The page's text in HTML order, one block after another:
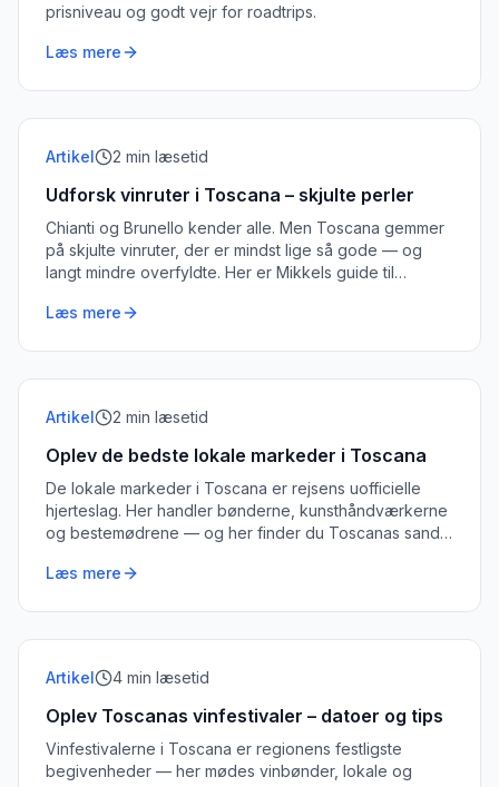
prisniveau og godt vejr for roadtrips.
Læs mere
Artikel 2 min læsetid
Udforsk vinruter i Toscana – skjulte perler
Chianti og Brunello kender alle. Men Toscana gemmer
på skjulte vinruter, der er mindst lige så gode — og
langt mindre overfyldte. Her er Mikkels guide til
Læs mere
Artikel 2 min læsetid
Oplev de bedste lokale markeder i Toscana
De lokale markeder i Toscana er rejsens uofficielle
hjerteslag. Her handler bønderne, kunsthåndværkerne
og bestemødrene — og her finder du Toscanas sande
Læs mere
Artikel 4 min læsetid
Oplev Toscanas vinfestivaler – datoer og tips
Vinfestivalerne i Toscana er regionens festligste
begivenheder — her mødes vinbønder, lokale og